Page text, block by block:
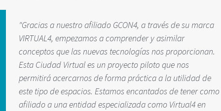
"Gracias a nuestro afiliado GCON4, a través de su marca
VIRTUAL4, empezamos a comprender y asimilar
conceptos que las nuevas tecnologías nos proporcionan.
Esta Ciudad Virtual es un proyecto piloto que nos
permitirá acercarnos de forma práctica a la utilidad de
este tipo de espacios. Estamos encantados de tener como
afiliado a una entidad especializada como Virtual4 en